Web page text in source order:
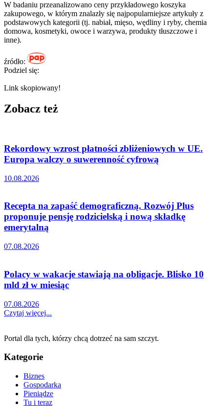
W badaniu przeanalizowano ceny przykładowego koszyka
zakupowego, w którym znalazły się najpopularniejsze artykuły z
podstawowych kategorii (tj. nabiał, mięso, wędliny i ryby, chemia
domowa, kosmetyki, owoce i warzywa, produkty tłuszczowe i
inne).
źródło:
Podziel się:
Link skopiowany!
Zobacz też
Rekordowy wzrost płatności zbliżeniowych w UE.
Europa walczy o suwerenność cyfrową
10.08.2026
Recepta na zapaść demograficzną. Rozwój Plus
proponuje pensję rodzicielską i nową składkę
emerytalną
07.08.2026
Polacy w wakacje stawiają na obligacje. Blisko 10
mld zł w miesiąc
07.08.2026
Czytaj więcej...
Portal dla tych, którzy chcą dotrzeć na sam szczyt.
Kategorie
Biznes
Gospodarka
Pieniądze
Tu i teraz